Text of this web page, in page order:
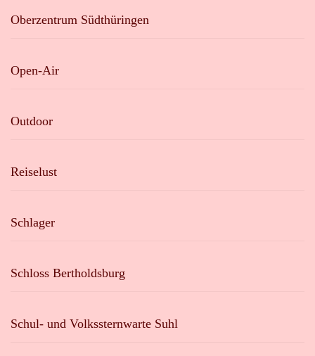
Oberzentrum Südthüringen
Open-Air
Outdoor
Reiselust
Schlager
Schloss Bertholdsburg
Schul- und Volkssternwarte Suhl